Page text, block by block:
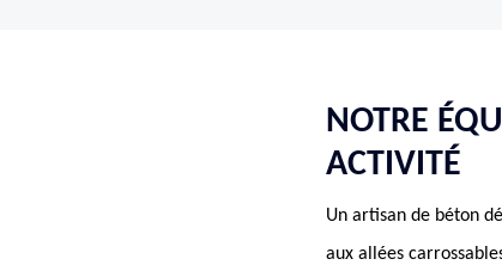
NOTRE
ACTIVITÉ
Un artisan de béton
aux allées